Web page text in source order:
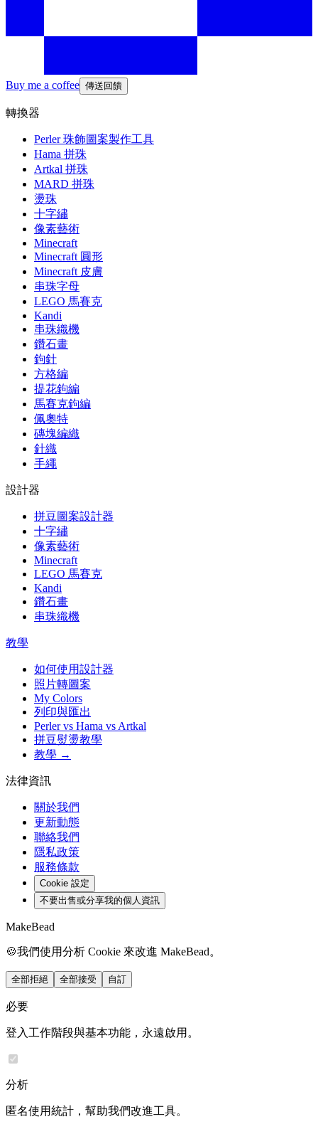
Buy me a coffee 傳送回饋
轉換器
Perler 珠飾圖案製作工具
Hama 拼珠
Artkal 拼珠
MARD 拼珠
燙珠
十字繡
像素藝術
Minecraft
Minecraft 圓形
Minecraft 皮膚
串珠字母
LEGO 馬賽克
Kandi
串珠織機
鑽石畫
鉤針
方格編
提花鉤編
馬賽克鉤編
佩奧特
磚塊編織
針織
手繩
設計器
拼豆圖案設計器
十字繡
像素藝術
Minecraft
LEGO 馬賽克
Kandi
鑽石畫
串珠織機
教學
如何使用設計器
照片轉圖案
My Colors
列印與匯出
Perler vs Hama vs Artkal
拼豆熨燙教學
教學 →
法律資訊
關於我們
更新動態
聯絡我們
隱私政策
服務條款
Cookie 設定
不要出售或分享我的個人資訊
MakeBead
🍪我們使用分析 Cookie 來改進 MakeBead。
全部拒絕 全部接受 自訂
必要
登入工作階段與基本功能，永遠啟用。
分析
匿名使用統計，幫助我們改進工具。